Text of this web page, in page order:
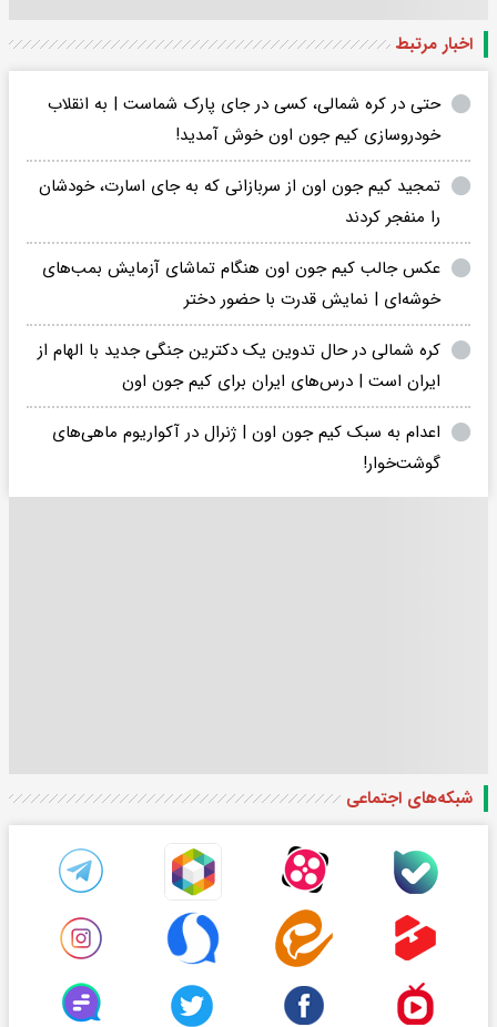
اخبار مرتبط
حتی در کره شمالی، کسی در جای پارک شماست | به انقلاب
خودروسازی کیم جون اون خوش‌ آمدید!
تمجید کیم‌ جون اون از سربازانی که به جای اسارت، خودشان
را منفجر کردند
عکس جالب کیم جون اون هنگام تماشای آزمایش بمب‌های
خوشه‌ای | نمایش قدرت با حضور دختر
کره شمالی در حال تدوین یک دکترین جنگی جدید با الهام از
ایران است | درس‌های ایران برای کیم جون اون
اعدام به سبک کیم جون اون | ژنرال در آکواریوم ماهی‌های
گوشت‌خوار!
شبکه‌های اجتماعی